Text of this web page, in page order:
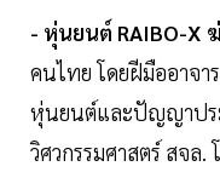
- หุ่นยนต์ RAIBO-X
คนไทย โดยฝีมืออาจา
หุ่นยนต์และปัญญาป
วิศวกรรมศาสตร์ สจล